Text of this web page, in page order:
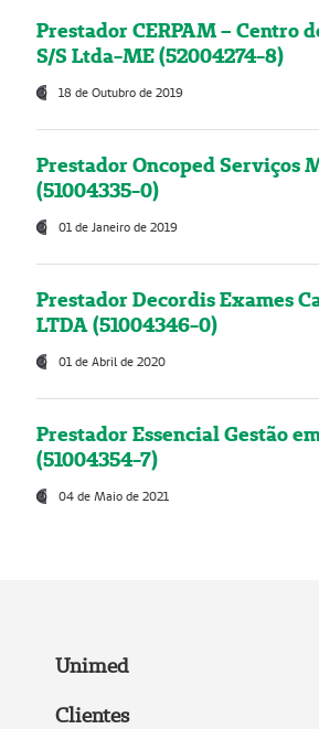
Prestador CERPAM – Centro
S/S Ltda-ME (52004274-8)
18 de Outubro de 2019
Prestador Oncoped Serviços
(51004335-0)
01 de Janeiro de 2019
Prestador Decordis Exames
LTDA (51004346-0)
01 de Abril de 2020
Prestador Essencial Gestão
(51004354-7)
04 de Maio de 2021
Unimed
Clientes